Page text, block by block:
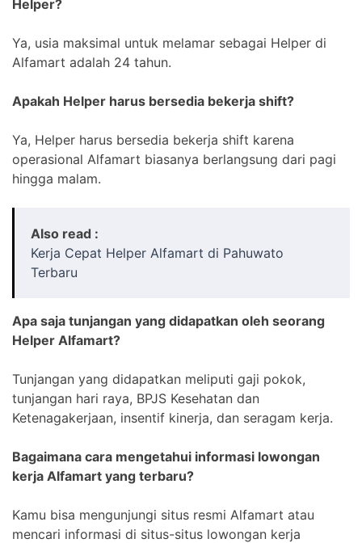
Helper?
Ya, usia maksimal untuk melamar sebagai Helper di
Alfamart adalah 24 tahun.
Apakah Helper harus bersedia bekerja shift?
Ya, Helper harus bersedia bekerja shift karena
operasional Alfamart biasanya berlangsung dari pagi
hingga malam.
Also read :
Kerja Cepat Helper Alfamart di Pahuwato
Terbaru
Apa saja tunjangan yang didapatkan oleh seorang
Helper Alfamart?
Tunjangan yang didapatkan meliputi gaji pokok,
tunjangan hari raya, BPJS Kesehatan dan
Ketenagakerjaan, insentif kinerja, dan seragam kerja.
Bagaimana cara mengetahui informasi lowongan
kerja Alfamart yang terbaru?
Kamu bisa mengunjungi situs resmi Alfamart atau
mencari informasi di situs-situs lowongan kerja